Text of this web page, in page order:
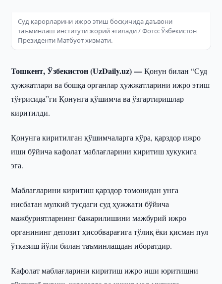
Суд қарорларини ижро этиш босқичида даъвони
таъминлаш институти жорий этилади / Фото: Ўзбекистон
Президенти Матбуот хизмати.
Тошкент, Ўзбекистон (UzDaily.uz) —Қонун билан “Суд
ҳужжатлари ва бошқа органлар ҳужжатларини ижро этиш
тўғрисида”ги Қонунга қўшимча ва ўзгартиришлар
киритилди.
Қонунга киритилган қўшимчаларга кўра, қарздор ижро
иши бўйича кафолат маблағларини киритиш хукукига
эга.
Маблағларини киритиш қарздор томонидан унга
нисбатан мулкий тусдаги суд ҳужжати бўйича
мажбуриятларнинг бажарилишини мажбурий ижро
органининг депозит ҳисобварағига тўлиқ ёки қисман пул
ўтказиш йўли билан таъминлашдан иборатдир.
Кафолат маблағларини киритиш ижро иши юритишни